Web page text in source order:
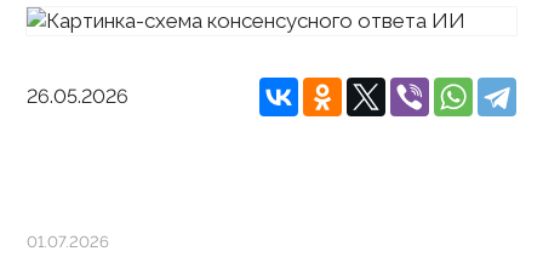
26.05.2026
01.07.2026